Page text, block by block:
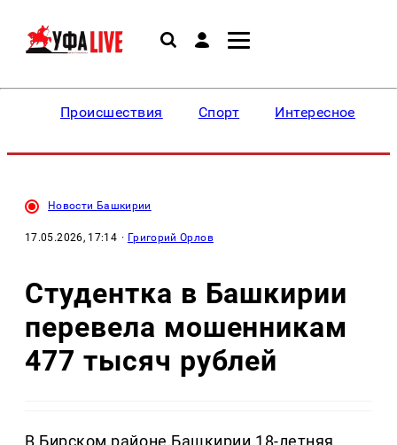
Происшествия Спорт Интересное
Новости Башкирии
17.05.2026, 17:14 · Григорий Орлов
Студентка в Башкирии
перевела мошенникам
477 тысяч рублей
В Бирском районе Башкирии 18-летняя